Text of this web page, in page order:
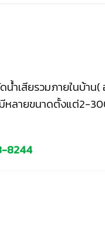
ำเสียรวมภายในบ้าน(
มีหลายขนาดตั้งแต่2-
8244